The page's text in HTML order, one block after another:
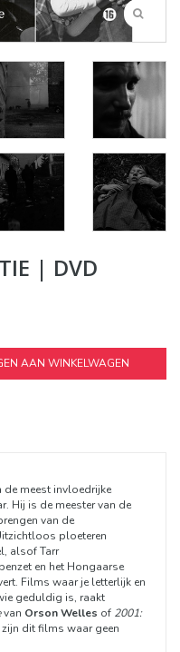
| DVD
AAN WINKELWAGEN
de meest invloedrijke
Hij is de meester van de
van de
ploeteren
alsof Tarr
en het Hongaarse
Films waar je letterlijk en
geduldig is, raakt
van Orson Welles of 2001:
zijn dit films waar geen